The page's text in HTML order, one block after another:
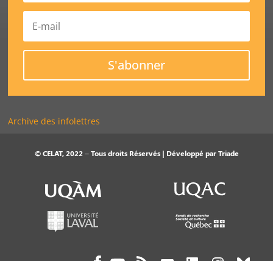
S'abonner
Archive des infolettres
© CELAT, 2022 – Tous droits Réservés | Développé parTriade